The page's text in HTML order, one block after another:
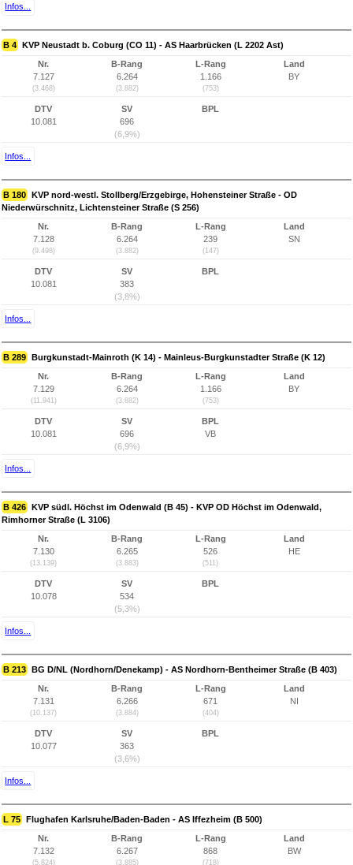
Infos...
B 4 KVP Neustadt b. Coburg (CO 11) - AS Haarbrücken (L 2202 Ast)
Nr.
7.127
(3.468)
B-Rang
6.264
(3.882)
L-Rang
1.166
(753)
Land
BY
DTV
10.081
SV
696
(6,9%)
BPL
Infos...
B 180 KVP nord-westl. Stollberg/Erzgebirge, Hohensteiner Straße - OD
Niederwürschnitz, Lichtensteiner Straße (S 256)
Nr.
7.128
(9.498)
B-Rang
6.264
(3.882)
L-Rang
239
(147)
Land
SN
DTV
10.081
SV
383
(3,8%)
BPL
Infos...
B 289 Burgkunstadt-Mainroth (K 14) - Mainleus-Burgkunstadter Straße (K 12)
Nr.
7.129
(11.941)
B-Rang
6.264
(3.882)
L-Rang
1.166
(753)
Land
BY
DTV
10.081
SV
696
(6,9%)
BPL
VB
Infos...
B 426 KVP südl. Höchst im Odenwald (B 45) - KVP OD Höchst im Odenwald,
Rimhorner Straße (L 3106)
Nr.
7.130
(13.139)
B-Rang
6.265
(3.883)
L-Rang
526
(511)
Land
HE
DTV
10.078
SV
534
(5,3%)
BPL
Infos...
B 213 BG D/NL (Nordhorn/Denekamp) - AS Nordhorn-Bentheimer Straße (B 403)
Nr.
7.131
(10.137)
B-Rang
6.266
(3.884)
L-Rang
671
(404)
Land
NI
DTV
10.077
SV
363
(3,6%)
BPL
Infos...
L 75 Flughafen Karlsruhe/Baden-Baden - AS Iffezheim (B 500)
Nr.
7.132
(5.824)
B-Rang
6.267
(3.885)
L-Rang
868
(718)
Land
BW